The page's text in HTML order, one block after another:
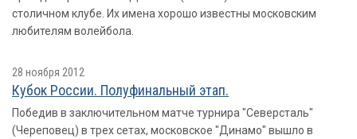
столичном клубе. Их имена хорошо известны московским
любителям волейбола.
28 ноября 2012
Кубок России. Полуфинальный этап.
Победив в заключительном матче турнира "Северсталь"
(Череповец) в трех сетах, московское "Динамо" вышло в